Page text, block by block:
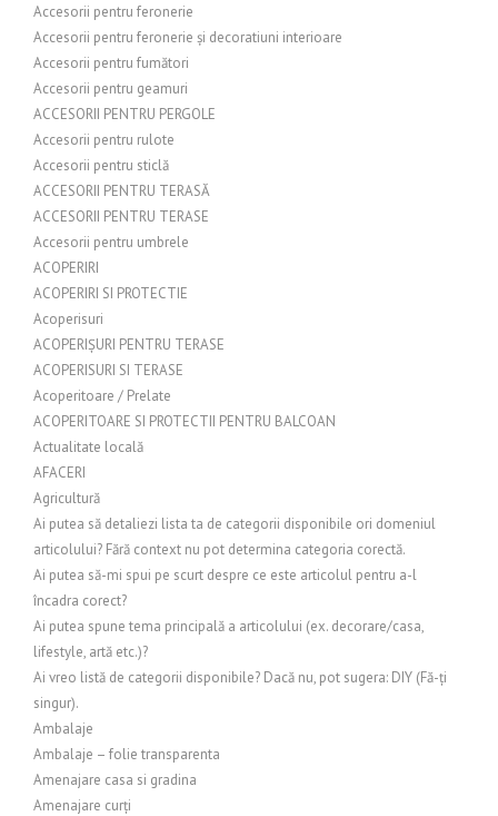
Accesorii pentru feronerie
Accesorii pentru feronerie și decoratiuni interioare
Accesorii pentru fumători
Accesorii pentru geamuri
ACCESORII PENTRU PERGOLE
Accesorii pentru rulote
Accesorii pentru sticlă
ACCESORII PENTRU TERASĂ
ACCESORII PENTRU TERASE
Accesorii pentru umbrele
ACOPERIRI
ACOPERIRI SI PROTECTIE
Acoperisuri
ACOPERIȘURI PENTRU TERASE
ACOPERISURI SI TERASE
Acoperitoare / Prelate
ACOPERITOARE SI PROTECTII PENTRU BALCOAN
Actualitate locală
AFACERI
Agricultură
Ai putea să detaliezi lista ta de categorii disponibile ori domeniul
articolului? Fără context nu pot determina categoria corectă.
Ai putea să-mi spui pe scurt despre ce este articolul pentru a-l
încadra corect?
Ai putea spune tema principală a articolului (ex. decorare/casa,
lifestyle, artă etc.)?
Ai vreo listă de categorii disponibile? Dacă nu, pot sugera: DIY (Fă-ți
singur).
Ambalaje
Ambalaje – folie transparenta
Amenajare casa si gradina
Amenajare curți